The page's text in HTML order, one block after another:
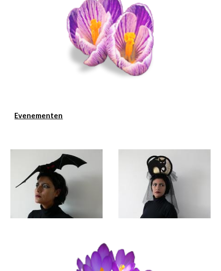
Evenementen